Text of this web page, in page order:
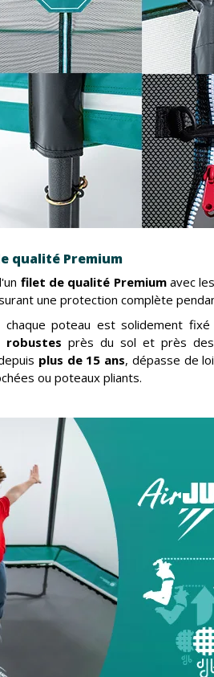
qualité Premium
filet de qualité Premiumavec les
une protection complète
poteau est solidement
robustes près du sol et près
plus de 15 ans, dépasse de
ou poteaux pliants.